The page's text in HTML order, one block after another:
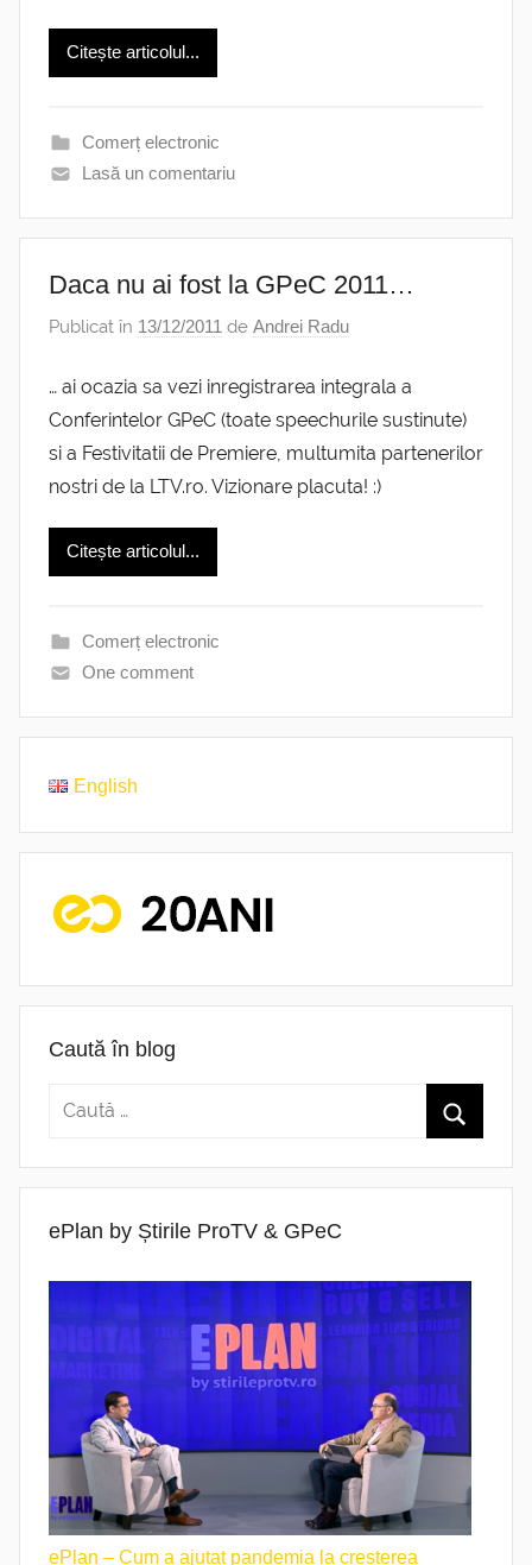
Citește articolul...
Comerț electronic
Lasă un comentariu
Daca nu ai fost la GPeC 2011…
Publicat în 13/12/2011 de Andrei Radu
… ai ocazia sa vezi inregistrarea integrala a
Conferintelor GPeC (toate speechurile sustinute)
si a Festivitatii de Premiere, multumita partenerilor
nostri de la LTV.ro. Vizionare placuta! :)
Citește articolul...
Comerț electronic
One comment
English
Caută în blog
ePlan by Știrile ProTV & GPeC
ePlan – Cum a ajutat pandemia la creșterea